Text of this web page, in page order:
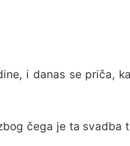
i danas se priča,
čega je ta svadba